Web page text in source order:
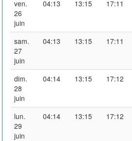
ven.
26
juin
04:13 13:15 17:11
sam.
27
juin
04:13 13:15 17:11
dim.
28
juin
04:14 13:15 17:12
lun.
29
juin
04:14 13:15 17:12